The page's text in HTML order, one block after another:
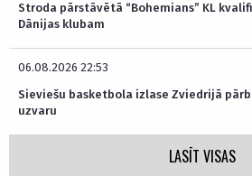
Stroda pārstāvētā “Bohemians” KL
Dānijas klubam
06.08.2026 22:53
Sieviešu basketbola izlase Zviedrijā
uzvaru
LASĪT VISAS